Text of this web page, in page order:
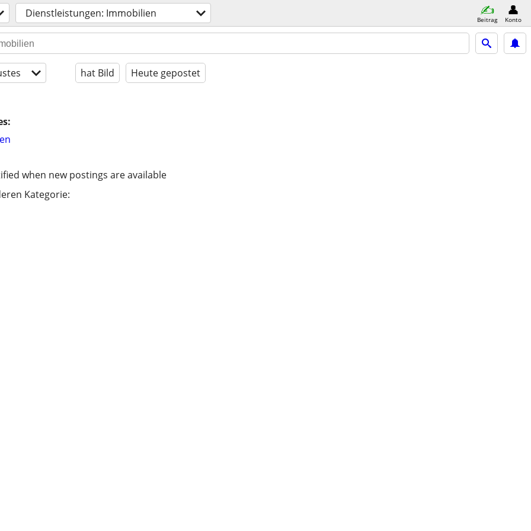
Dienstleistungen: Immobilien Beitrag Konto
hat Bild Heute gepostet
when new postings are available
Kategorie: